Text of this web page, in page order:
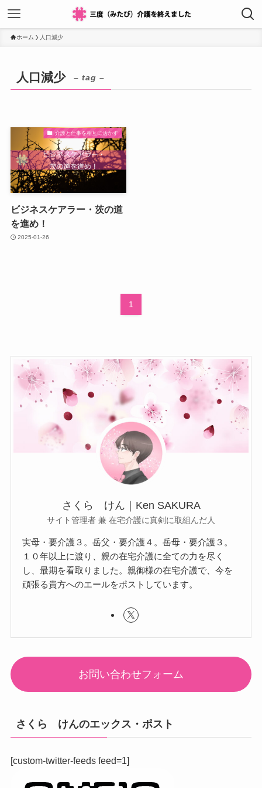
ホーム 人口減少
人口減少 – tag –
介護と仕事を相互に活かす
ビジネスケアラー・茨の道
を進め！
2025-01-26
1
さくら けん｜Ken SAKURA
サイト管理者 兼 在宅介護に真剣に取組んだ人
実母・要介護３。岳父・要介護４。岳母・要介護３。
１０年以上に渡り、親の在宅介護に全ての力を尽く
し、最期を看取りました。親御様の在宅介護で、今を
頑張る貴方へのエールをポストしています。
お問い合わせフォーム
さくら けんのエックス・ポスト
[custom-twitter-feeds feed=1]